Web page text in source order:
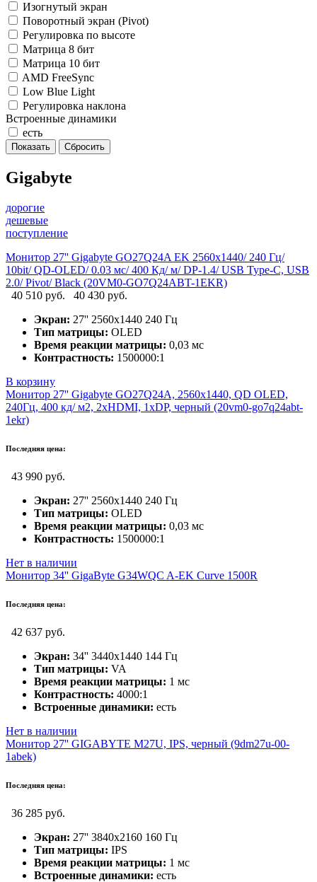
Изогнутый экран
Поворотный экран (Pivot)
Регулировка по высоте
Матрица 8 бит
Матрица 10 бит
AMD FreeSync
Low Blue Light
Регулировка наклона
Встроенные динамики
есть
Gigabyte
дорогие
дешевые
поступление
Монитор 27'' Gigabyte GO27Q24A EK 2560x1440/ 240 Гц/
10bit/ QD-OLED/ 0.03 мс/ 400 Кд/ м/ DP-1.4/ USB Type-C, USB
2.0/ Pivot/ Black (20VM0-GO7Q24ABT-1EKR)
40 510 руб.
40 430 руб.
Экран: 27'' 2560x1440 240 Гц
Тип матрицы: OLED
Время реакции матрицы: 0,03 мс
Контрастность: 1500000:1
В корзину
Монитор 27'' Gigabyte GO27Q24A, 2560x1440, QD OLED,
240Гц, 400 кд/ м2, 2хHDMI, 1хDP, черный (20vm0-go7q24abt-
1ekr)
Последняя цена:
43 990 руб.
Экран: 27'' 2560x1440 240 Гц
Тип матрицы: OLED
Время реакции матрицы: 0,03 мс
Контрастность: 1500000:1
Нет в наличии
Монитор 34'' GigaByte G34WQC A-EK Curve 1500R
Последняя цена:
42 637 руб.
Экран: 34'' 3440x1440 144 Гц
Тип матрицы: VA
Время реакции матрицы: 1 мс
Контрастность: 4000:1
Встроенные динамики: есть
Нет в наличии
Монитор 27'' GIGABYTE M27U, IPS, черный (9dm27u-00-
1abek)
Последняя цена:
36 285 руб.
Экран: 27'' 3840x2160 160 Гц
Тип матрицы: IPS
Время реакции матрицы: 1 мс
Встроенные динамики: есть